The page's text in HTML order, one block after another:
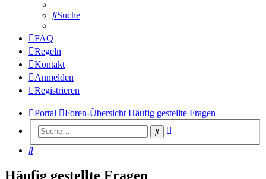
Suche
FAQ
Regeln
Kontakt
Anmelden
Registrieren
Portal Foren-Übersicht Häufig gestellte Fragen
Suche
Suche
Häufig gestellte Fragen